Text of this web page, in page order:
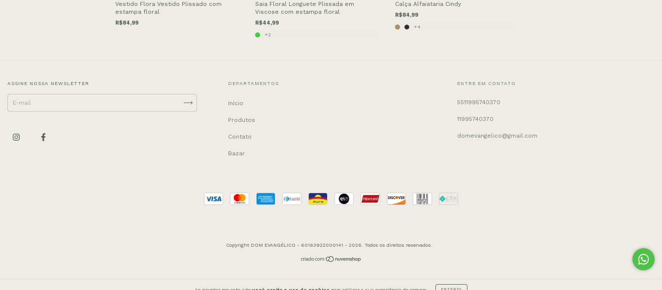
Vestido Flora Vestido Plissado com
estampa floral
R$84,99
Saia Floral Longuete Plissada em
Viscose com estampa floral
R$44,99
+2
Calça Alfaiataria Cindy
R$84,99
+4
ASSINE NOSSA NEWSLETTER DEPARTAMENTOS
Início
Produtos
Contato
Bazar
ENTRE EM CONTATO
5511995740370
11995740370
domevangelico@gmail.com
Copyright DOM EVANGÉLICO - 60163922000141 - 2026. Todos os direitos reservados.